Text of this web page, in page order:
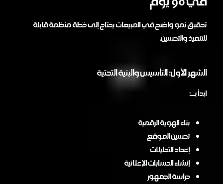
تحقيق نمو واضح في المبيعات يحتاج إلى خطة منظمة قابلة
للتنفيذ والتحسين.
الشهر الأول: التأسيس والبنية التحتية
ابدأ بـ:
بناء الهوية الرقمية
تحسين الموقع
إعداد التحليلات
إنشاء الحسابات الإعلانية
دراسة الجمهور